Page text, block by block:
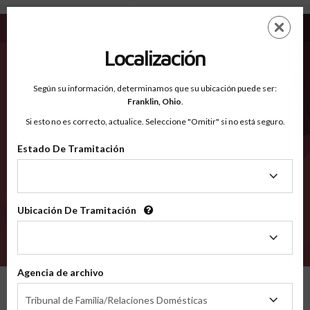
Crowley CO - Condados Reconocidos
EN
Condados Reconocidos
2600
Localización
Según su información, determinamos que su ubicación puede ser:
Franklin, Ohio.
Si esto no es correcto, actualice. Seleccione "Omitir" si no está seguro.
Estado De Tramitación
Tramitación
Ubicación De Tramitación
Tramitación
Agencia de archivo
Tribunal de Familia/Relaciones Domésticas
de